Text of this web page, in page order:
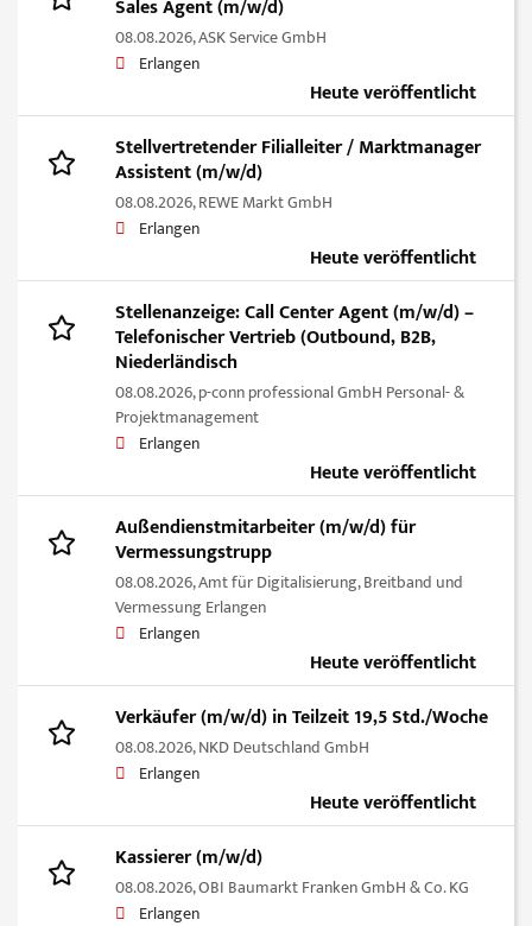
Sales Agent (m/w/d)
08.08.2026,ASK Service GmbH
Erlangen
Heute veröffentlicht
Stellvertretender Filialleiter / Marktmanager
Assistent (m/w/d)
08.08.2026,REWE Markt GmbH
Erlangen
Heute veröffentlicht
Stellenanzeige: Call Center Agent (m/w/d) –
Telefonischer Vertrieb (Outbound, B2B,
Niederländisch
08.08.2026,p-conn professional GmbH Personal- &
Projektmanagement
Erlangen
Heute veröffentlicht
Außendienstmitarbeiter (m/w/d) für
Vermessungstrupp
08.08.2026,Amt für Digitalisierung, Breitband und
Vermessung Erlangen
Erlangen
Heute veröffentlicht
Verkäufer (m/w/d) in Teilzeit 19,5 Std./Woche
08.08.2026,NKD Deutschland GmbH
Erlangen
Heute veröffentlicht
Kassierer (m/w/d)
08.08.2026,OBI Baumarkt Franken GmbH & Co. KG
Erlangen